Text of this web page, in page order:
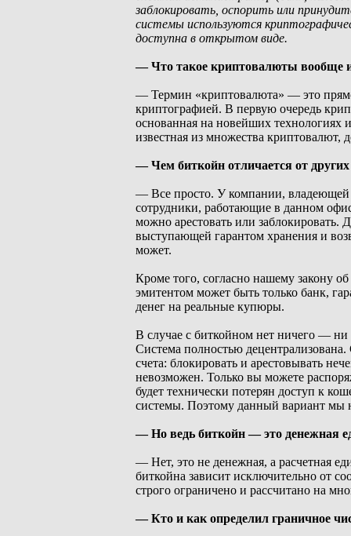
заблокировать, оспорить или
системы используются
доступна в открытом виде.
— Что такое криптовалюты вообще
— Термин «криптовалюта» — это
криптографией. В первую очередь
основанная на новейших технологиях
известная из множества криптовалют,
— Чем биткойн отличается от
— Все просто. У компании, владеющей
сотрудники, работающие в данном
можно арестовать или заблокировать.
выступающей гарантом хранения и
может.
Кроме того, согласно нашему закону
эмитентом может быть только банк,
денег на реальные купюры.
В случае с биткойном нет ничего — ни
Система полностью децентрализована.
счета: блокировать и арестовывать
невозможен. Только вы можете
будет технически потерян доступ к
системы. Поэтому данный вариант мы
— Но ведь биткойн — это денежная
— Нет, это не денежная, а расчетная
биткойна зависит исключительно от
строго ограничено и рассчитано на
— Кто и как определил граничное